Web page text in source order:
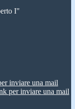
I"
inviare una mail
per inviare una mail